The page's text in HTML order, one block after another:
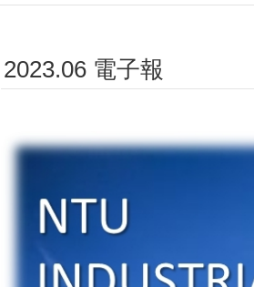
2023.06 電子報